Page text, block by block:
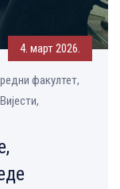
4. март 2026.
факултет,